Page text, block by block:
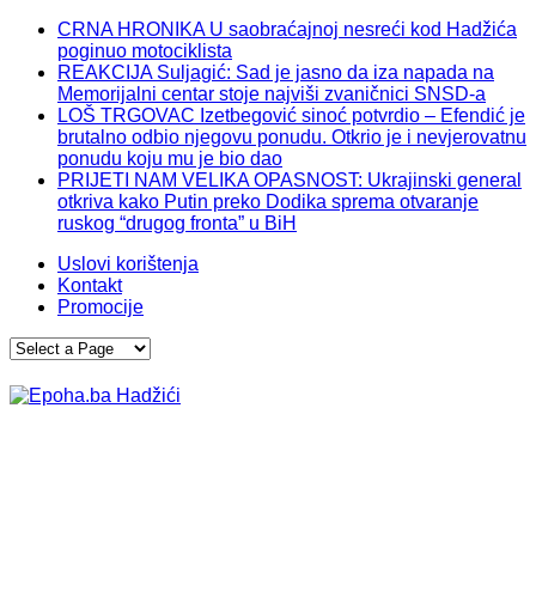
CRNA HRONIKA U saobraćajnoj nesreći kod Hadžića
poginuo motociklista
REAKCIJA Suljagić: Sad je jasno da iza napada na
Memorijalni centar stoje najviši zvaničnici SNSD-a
LOŠ TRGOVAC Izetbegović sinoć potvrdio – Efendić je
brutalno odbio njegovu ponudu. Otkrio je i nevjerovatnu
ponudu koju mu je bio dao
PRIJETI NAM VELIKA OPASNOST: Ukrajinski general
otkriva kako Putin preko Dodika sprema otvaranje
ruskog “drugog fronta” u BiH
Uslovi korištenja
Kontakt
Promocije